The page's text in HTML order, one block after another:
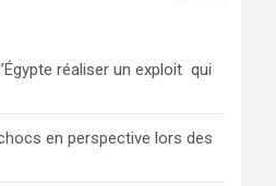
réaliser un exploit qui
en perspective lors des